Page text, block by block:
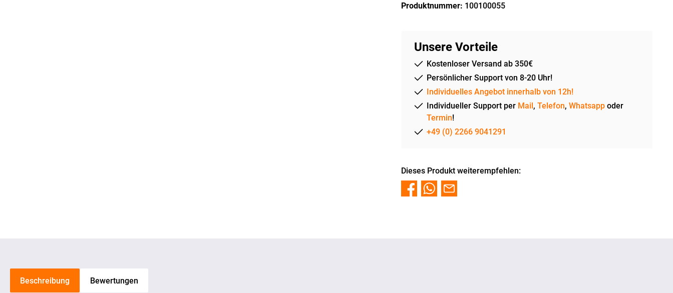
Produktnummer: 100100055
Unsere Vorteile
Kostenloser Versand ab 350€
Persönlicher Support von 8-20 Uhr!
Individuelles Angebot innerhalb von 12h!
Individueller Support per Mail, Telefon, Whatsappoder
Termin!
+49 (0) 2266 9041291
Dieses Produkt weiterempfehlen:
Beschreibung Bewertungen